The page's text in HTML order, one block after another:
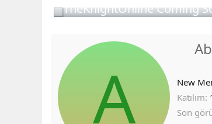
TheKnightOnline Coming
A New
Katılım
Son